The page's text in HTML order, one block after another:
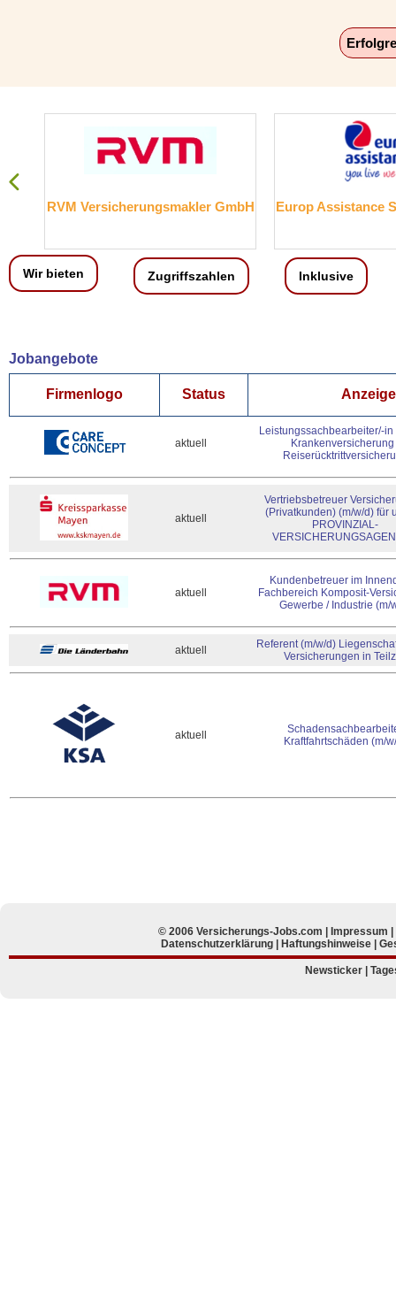
RVM Versicherungsmakler GmbH Europ Assistance
Wir bieten Zugriffszahlen Inklusive
Jobangebote
Firmenlogo Status
aktuell
Leistungssachbearbeiter/-in
Krankenversicherung
aktuell
Vertriebsbetreuer
(Privatkunden) (m/w/d) für
PROVINZIAL-
aktuell
Kundenbetreuer im
Fachbereich Komposit-
Gewerbe / Industrie (m/
aktuell
Referent (m/w/d)
Versicherungen in
aktuell
Kraftfahrtschäden (m/
© 2006 Versicherungs-Jobs.com | Impressum
Datenschutzerklärung
Haftungshinweise
Newsticker |